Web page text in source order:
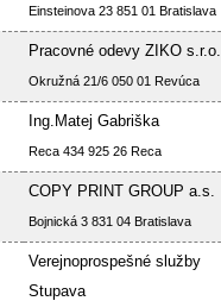
Einsteinova 23 851 01 Bratislava
Pracovné odevy ZIKO s.r.o.
Okružná 21/6 050 01 Revúca
Ing.Matej Gabriška
Reca 434 925 26 Reca
COPY PRINT GROUP a.s.
Bojnická 3 831 04 Bratislava
Verejnoprospešné služby
Stupava